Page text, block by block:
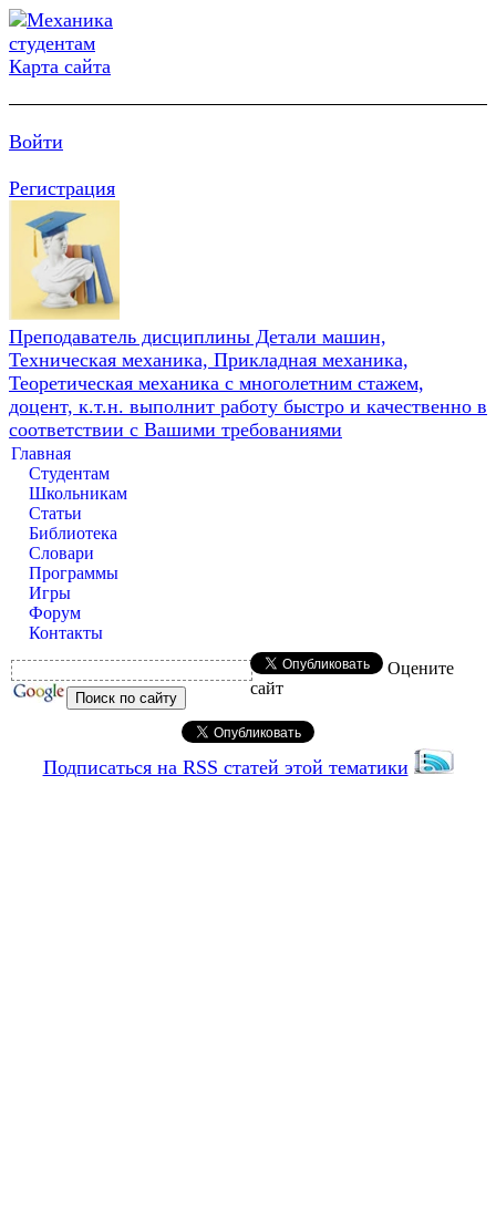
Карта сайта
Войти
Регистрация
Преподаватель дисциплины Детали машин,
Техническая механика, Прикладная механика,
Теоретическая механика с многолетним стажем,
доцент, к.т.н. выполнит работу быстро и качественно в
соответствии с Вашими требованиями
Главная
Студентам
Школьникам
Статьи
Библиотека
Словари
Программы
Игры
Форум
Контакты
Оцените
сайт
Подписаться на RSS статей этой тематики